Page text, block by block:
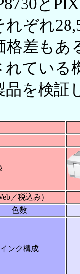
と
ぞれ
格差もあ
れている
品を検証
／税込み）
色数
インク構成